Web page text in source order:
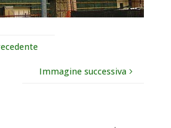
Immagine successiva